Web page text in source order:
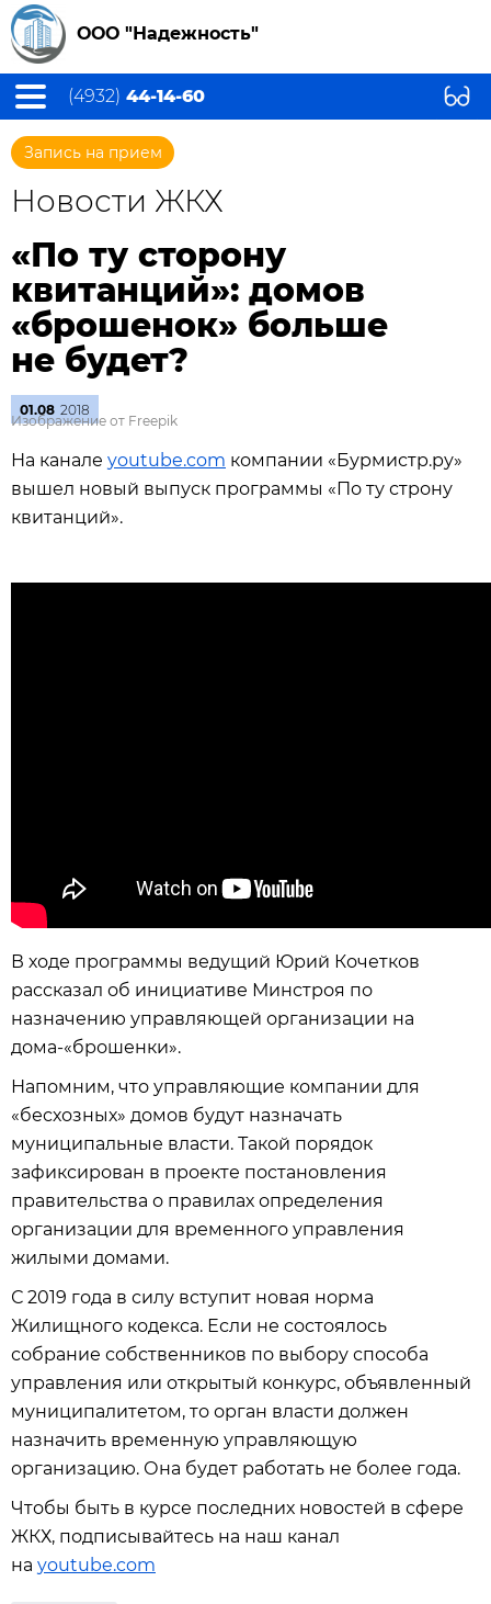
ООО "Надежность"
(4932) 44-14-60
Запись на прием
Новости ЖКХ
«По ту сторону
квитанций»: домов
«брошенок» больше
не будет?
01.08 2018
Изображение от Freepik
На канале youtube.com компании «Бурмистр.ру»
вышел новый выпуск программы «По ту строну
квитанций».
В ходе программы ведущий Юрий Кочетков
рассказал об инициативе Минстроя по
назначению управляющей организации на
дома-«брошенки».
Напомним, что управляющие компании для
«бесхозных» домов будут назначать
муниципальные власти. Такой порядок
зафиксирован в проекте постановления
правительства о правилах определения
организации для временного управления
жилыми домами.
С 2019 года в силу вступит новая норма
Жилищного кодекса. Если не состоялось
собрание собственников по выбору способа
управления или открытый конкурс, объявленный
муниципалитетом, то орган власти должен
назначить временную управляющую
организацию. Она будет работать не более года.
Чтобы быть в курсе последних новостей в сфере
ЖКХ, подписывайтесь на наш канал
на youtube.com